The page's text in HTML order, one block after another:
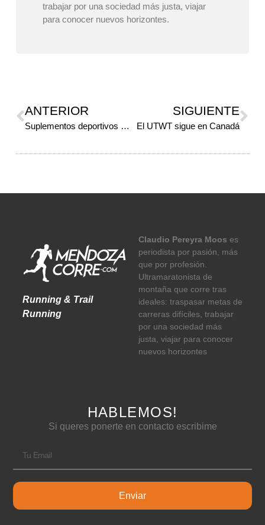
trabajar por una sociedad más justa, viajar
para conocer nuevos horizontes.
ANTERIOR
Suplementos deportivos (Parte 2)
SIGUIENTE
El UTWT sigue en Canadá
Running & Trail
Running
Claudio Pereyra Moos es
periodista por pasión, más
que por profesión.
Ultramaratonista de
montaña que corre tras
ideales: traspasar metas de
carreras difíciles, trabajar
por una sociedad más
justa, viajar para conocer
nuevos horizontes
HABLEMOS!
Si queres ponerte en contacto escribime
Enviar